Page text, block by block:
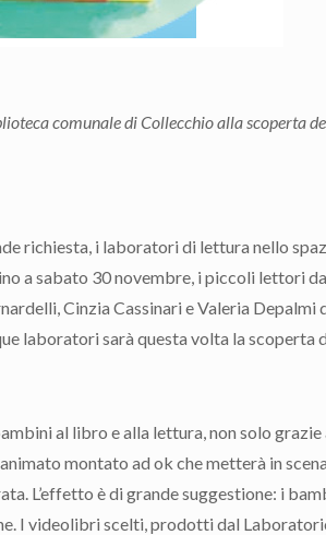
comunale di Collecchio alla scoperta
richiesta, i laboratori di lettura nello
a sabato 30 novembre, i piccoli lettori
Cinzia Cassinari e Valeria Depalmi
laboratori sarà questa volta la scoperta
al libro e alla lettura, non solo grazie
montato ad ok che metterà in
L’effetto è di grande suggestione: i
I videolibri scelti, prodotti dal